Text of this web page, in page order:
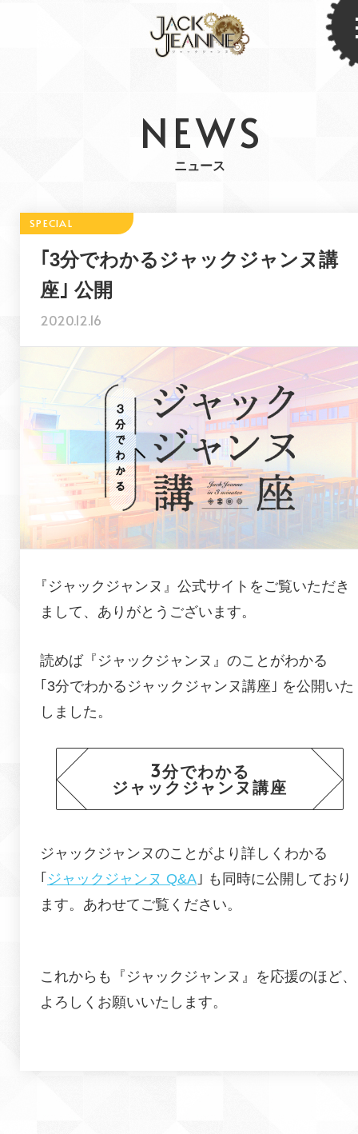
NEWS
ニュース
｢3分でわかるジャックジャンヌ講
座｣ 公開
2020.12.16
『 ジャックジャンヌ 』公式サイトをご覧いただき
まして、ありがとうございます。
読めば『 ジャックジャンヌ 』のことがわかる
｢3分でわかる ジャックジャンヌ講座｣ を公開いた
しました。
3分でわかる
ジャックジャンヌ講座
ジャックジャンヌのことがより詳しくわかる
｢ ジャックジャンヌ Q&A ｣ も同時に公開しており
ます。あわせてご覧ください。
これからも『 ジャックジャンヌ 』を応援のほど、
よろしくお願いいたします。